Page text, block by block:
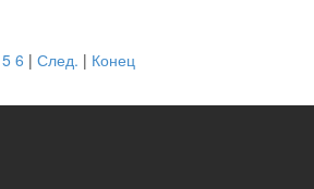
5 6 | След. | Конец